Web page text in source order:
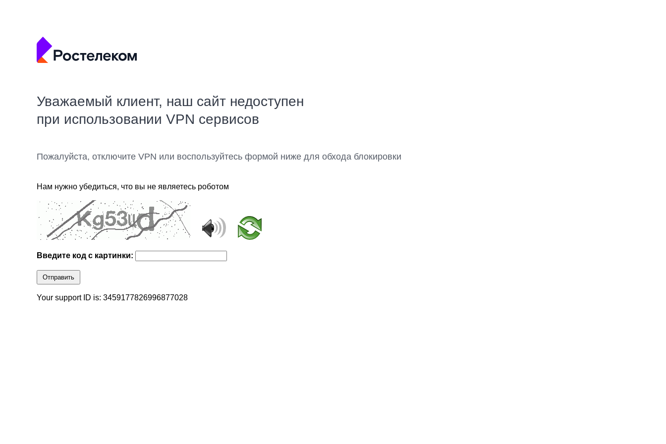
Уважаемый клиент, наш сайт недоступен
при использовании VPN сервисов
Пожалуйста, отключите VPN или воспользуйтесь формой ниже для обхода блокировки
Нам нужно убедиться, что вы не являетесь роботом
Введите код с картинки:
Отправить
Your support ID is: 3459177826996877028